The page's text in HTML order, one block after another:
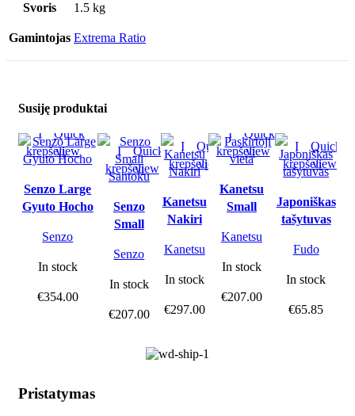
Svoris 1.5 kg
Gamintojas Extrema Ratio
Susiję produktai
Į
krepšelį
Quick
view
Senzo Large
Gyuto Hocho
Senzo
In stock
€354.00
Į
krepšelį
Quick
view
Senzo
Small
Senzo
In stock
€207.00
Į
krepšelį
Quick
view
Kanetsu
Nakiri
Kanetsu
In stock
€297.00
Į
krepšelį
Quick
view
Kanetsu
Small
Kanetsu
In stock
€207.00
Į
krepšelį
Quick
view
Japoniškas
tašytuvas
Fudo
In stock
€65.85
Pristatymas